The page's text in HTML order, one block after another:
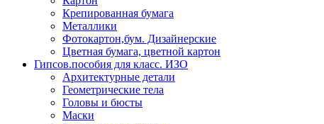
Крепированная бумага
Металлики
Фотокартон,бум. Дизайнерские
Цветная бумага, цветной картон
Гипсов.пособия для класс. ИЗО
Архитектурные детали
Геометрические тела
Головы и бюсты
Маски